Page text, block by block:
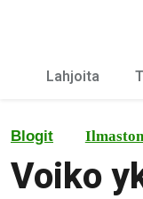
Lahjoita
Blogit
Voiko